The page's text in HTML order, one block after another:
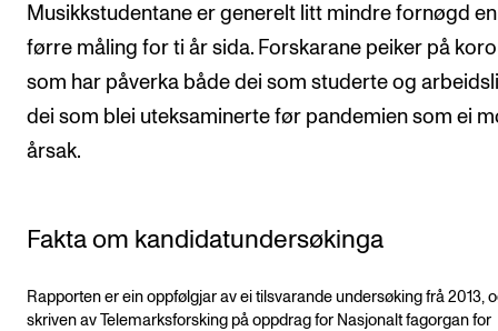
Musikkstudentane er generelt litt mindre fornøgd
førre måling for ti år sida. Forskarane peiker på
som har påverka både dei som studerte og
dei som blei uteksaminerte før pandemien som ei
årsak.
Fakta om kandidatundersøkinga
Rapporten er ein oppfølgjar av ei tilsvarande undersøking frå 2013,
skriven av Telemarksforsking på oppdrag for Nasjonalt fagorgan for